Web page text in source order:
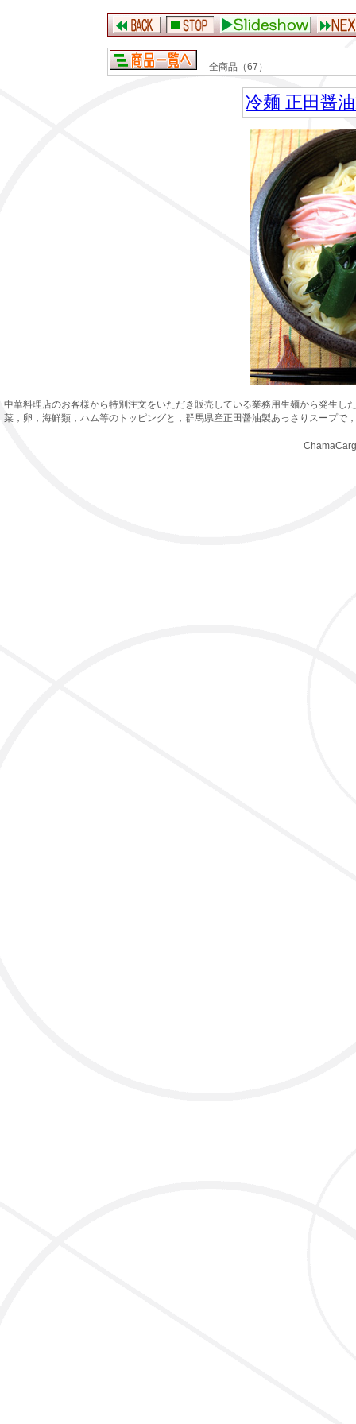
全商品（67）
冷麺 正田醤
中華料理店のお客様から特別注文をいただき販売している業務用生麺から発生
菜，卵，海鮮類，ハム等のトッピングと，群馬県産正田醤油製あっさりスープ